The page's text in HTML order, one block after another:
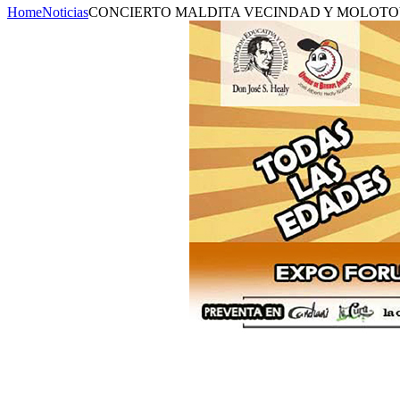
HomeNoticiasCONCIERTO MALDITA VECINDAD Y